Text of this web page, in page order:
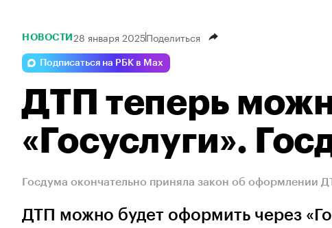
НОВОСТИ 28 января 2025Поделиться
Подписаться на РБК в Max
ДТП теперь
«Госуслуги».
Госдума окончательно приняла закон об оформлении
ДТП можно будет оформить через